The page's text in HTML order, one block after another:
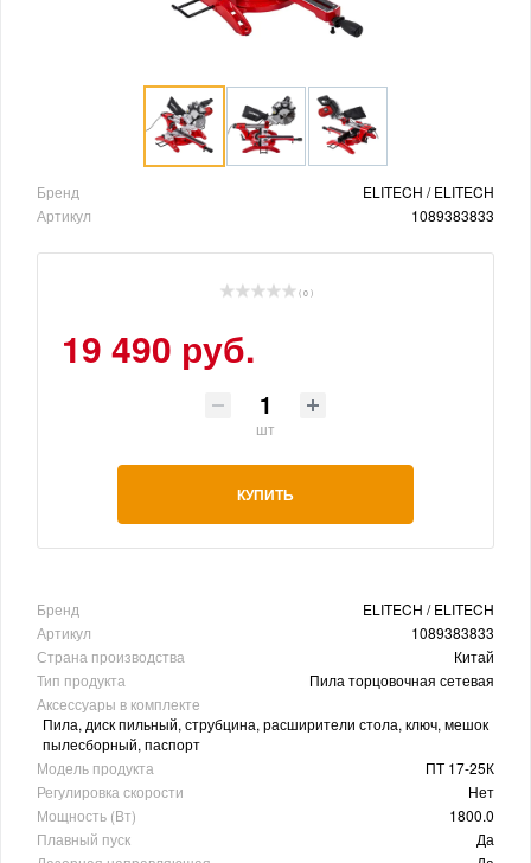
Бренд
ELITECH / ELITECH
Артикул
1089383833
( 0 )
19 490 руб.
шт
КУПИТЬ
Бренд
ELITECH / ELITECH
Артикул
1089383833
Страна производства
Китай
Тип продукта
Пила торцовочная сетевая
Аксессуары в комплекте
Пила, диск пильный, струбцина, расширители стола, ключ, мешок
пылесборный, паспорт
Модель продукта
ПТ 17-25К
Регулировка скорости
Нет
Мощность (Вт)
1800.0
Плавный пуск
Да